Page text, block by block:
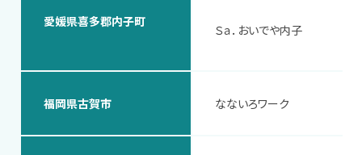
愛媛県喜多郡内子町
Ｓａ．おいでや内子
福岡県古賀市 なないろワーク